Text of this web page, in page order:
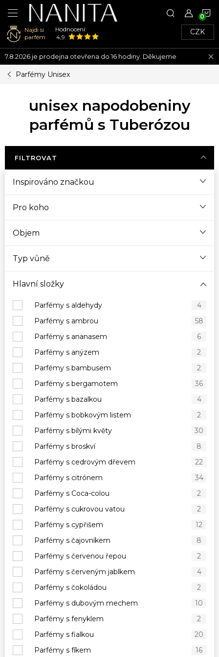
Přejít
na
obsah
Najdi si
parfém
Hodnocení:
4,9
CZK
7.8.2026 je prodejna otevřena do 16 hodiny. Děkujeme
Parfémy Unisex
unisex napodobeniny
parfémů s Tuberózou
FILTROVAT
Inspirováno značkou
Pro koho
Objem
Typ vůně
Hlavní složky
Parfémy s aldehydy
4
Parfémy s ambrou
58
Parfémy s ananasem
6
Parfémy s anýzem
2
Parfémy s bambusem
2
Parfémy s bergamotem
36
Parfémy s bazalkou
4
Parfémy s bobkovým listem
2
Parfémy s bílými květy
30
Parfémy s broskví
8
Parfémy s cedrovým dřevem
22
Parfémy s citrónem
34
Parfémy s Coca-colou
2
Parfémy s cukrovou vatou
2
Parfémy s cypřišem
12
Parfémy s čajovníkem
8
Parfémy s červenou řepou
2
Parfémy s červeným jablkem
4
Parfémy s čokoládou
2
Parfémy s dubovým mechem
10
Parfémy s fenyklem
2
Parfémy s fialkou
20
Parfémy s fíkem
16